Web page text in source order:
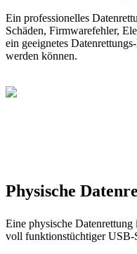
Ein professionelles
Schäden, Firmwarefehler,
ein geeignetes
werden können.
Physische
Eine physische
voll funktionstüchtiger USB-